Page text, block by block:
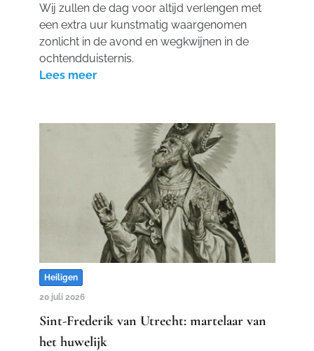
Wij zullen de dag voor altijd verlengen met
een extra uur kunstmatig waargenomen
zonlicht in de avond en wegkwijnen in de
ochtendduisternis.
Lees meer
Heiligen
20 juli 2026
Sint-Frederik van Utrecht: martelaar van
het huwelijk